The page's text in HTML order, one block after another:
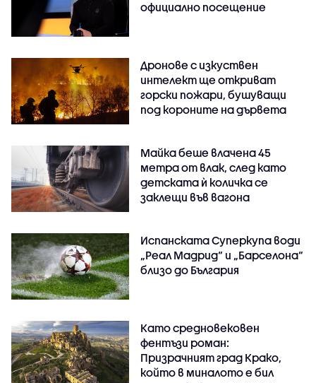
официално посещение
Дронове с изкуствен
интелект ще откриват
горски пожари, бушуващи
под короните на дървета
Майка беше влачена 45
метра от влак, след като
детската ѝ количка се
заклещи във вагона
Испанската Суперкупа води
„Реал Мадрид“ и „Барселона“
близо до България
Като средновековен
фентъзи роман:
Призрачният град Крако,
който в миналото е бил